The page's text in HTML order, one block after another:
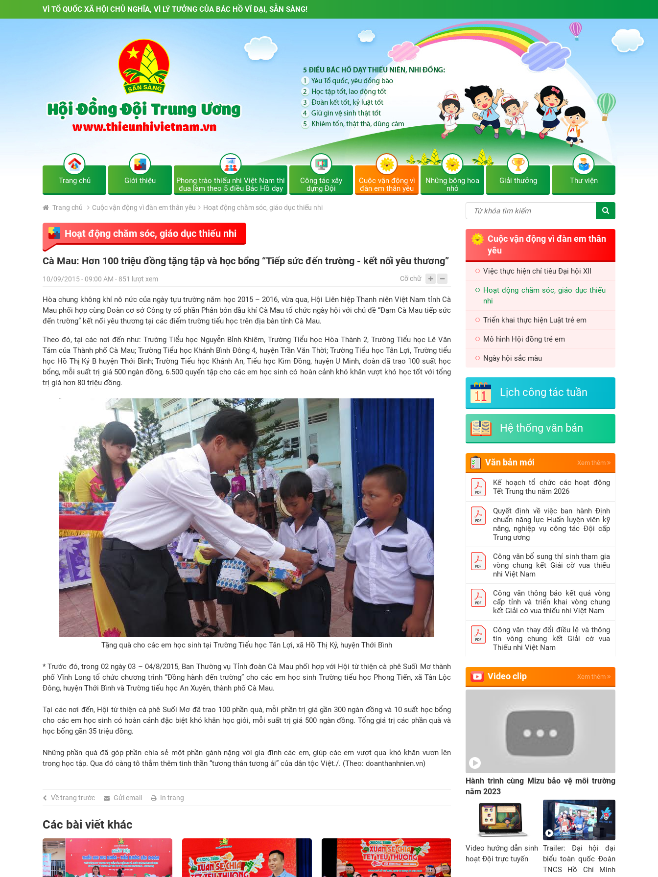
VÌ TỔ QUỐC XÃ HỘI CHỦ NGHĨA, VÌ LÝ TƯỞNG CỦA BÁC HỒ VĨ ĐẠI, SẴN SÀNG!
Trang chủ Giới thiệu
Phong trào thiếu nhi Việt Nam thi
đua làm theo 5 điều Bác Hồ dạy
Công tác xây
dựng Đội
Cuộc vận động vì
đàn em thân yêu
Những bông hoa
nhỏ
Giải thưởng Thư viện
Trang chủ Cuộc vận động vì đàn em thân yêu Hoạt động chăm sóc, giáo dục thiếu nhi
Hoạt động chăm sóc, giáo dục thiếu nhi
Cà Mau: Hơn 100 triệu đồng tặng tập và học bổng “Tiếp sức đến trường - kết nối yêu thương”
10/09/2015 - 09:00 AM - 851 lượt xem Cỡ chữ
Hòa chung không khí nô nức của ngày tựu trường năm học 2015 – 2016, vừa qua, Hội Liên hiệp Thanh niên Việt Nam tỉnh Cà
Mau phối hợp cùng Đoàn cơ sở Công ty cổ phần Phân bón dầu khí Cà Mau tổ chức ngày hội với chủ đề “Đạm Cà Mau tiếp sức
đến trường” kết nối yêu thương tại các điểm trường tiểu học trên địa bàn tỉnh Cà Mau.
Theo đó, tại các nơi đến như: Trường Tiểu học Nguyễn Bỉnh Khiêm, Trường Tiểu học Hòa Thành 2, Trường Tiểu học Lê Văn
Tám của Thành phố Cà Mau; Trường Tiểu học Khánh Bình Đông 4, huyện Trần Văn Thời; Trường Tiểu học Tân Lợi, Trường tiểu
học Hồ Thị Kỷ B huyện Thới Bình; Trường Tiểu học Khánh An, Tiểu học Kim Đồng, huyện U Minh, đoàn đã trao 100 suất học
bổng, mỗi suất trị giá 500 ngàn đồng, 6.500 quyển tập cho các em học sinh có hoàn cảnh khó khăn vượt khó học tốt với tổng
trị giá hơn 80 triệu đồng.
Tặng quà cho các em học sinh tại Trường Tiểu học Tân Lợi, xã Hồ Thị Kỷ, huyện Thới Bình
* Trước đó, trong 02 ngày 03 – 04/8/2015, Ban Thường vụ Tỉnh đoàn Cà Mau phối hợp với Hội từ thiện cà phê Suối Mơ thành
phố Vĩnh Long tổ chức chương trình “Đồng hành đến trường” cho các em học sinh Trường tiểu học Phong Tiến, xã Tân Lộc
Đông, huyện Thới Bình và Trường tiểu học An Xuyên, thành phố Cà Mau.
Tại các nơi đến, Hội từ thiện cà phê Suối Mơ đã trao 100 phần quà, mỗi phần trị giá gần 300 ngàn đồng và 10 suất học bổng
cho các em học sinh có hoàn cảnh đặc biệt khó khăn học giỏi, mỗi suất trị giá 500 ngàn đồng. Tổng giá trị các phần quà và
học bổng gần 35 triệu đồng.
Những phần quà đã góp phần chia sẻ một phần gánh nặng với gia đình các em, giúp các em vượt qua khó khăn vươn lên
trong học tập. Qua đó càng tô thắm thêm tinh thần “tương thân tương ái” của dân tộc Việt./. (Theo: doanthanhnien.vn)
Về trang trước Gửi email In trang
Các bài viết khác
Cuộc vận động vì đàn em thân
yêu
Việc thực hiện chỉ tiêu Đại hội XII
Hoạt động chăm sóc, giáo dục thiếu
nhi
Triển khai thực hiện Luật trẻ em
Mô hình Hội đồng trẻ em
Ngày hội sắc màu
Lịch công tác tuần
Hệ thống văn bản
Văn bản mới Xem thêm
Kế hoạch tổ chức các hoạt động
Tết Trung thu năm 2026
Quyết định về việc ban hành Định
chuẩn năng lực Huấn luyện viên kỹ
năng, nghiệp vụ công tác Đội cấp
Trung ương
Công văn bổ sung thí sinh tham gia
vòng chung kết Giải cờ vua thiếu
nhi Việt Nam
Công văn thông báo kết quả vòng
cấp tỉnh và triển khai vòng chung
kết Giải cờ vua thiếu nhi Việt Nam
Công văn thay đổi điều lệ và thông
tin vòng chung kết Giải cờ vua
Thiếu nhi Việt Nam
Video clip Xem thêm
Hành trình cùng Mizu bảo vệ môi trường
năm 2023
Video hướng dẫn sinh
hoạt Đội trực tuyến
Trailer: Đại hội đại
biểu toàn quốc Đoàn
TNCS Hồ Chí Minh